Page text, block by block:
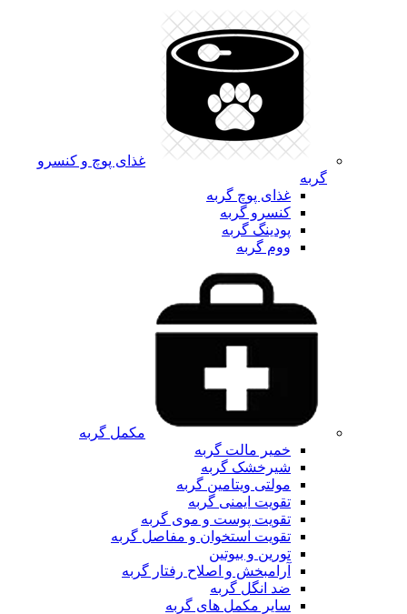
غذای پوچ و کنسرو
گربه
غذای پوچ گربه
کنسرو گربه
پودینگ گربه
ووم گربه
مکمل گربه
خمیر مالت گربه
شیرخشک گربه
مولتی ویتامین گربه
تقویت ایمنی گربه
تقویت پوست و موی گربه
تقویت استخوان و مفاصل گربه
تورین و بیوتین
آرامبخش و اصلاح رفتار گربه
ضد انگل گربه
سایر مکمل های گربه